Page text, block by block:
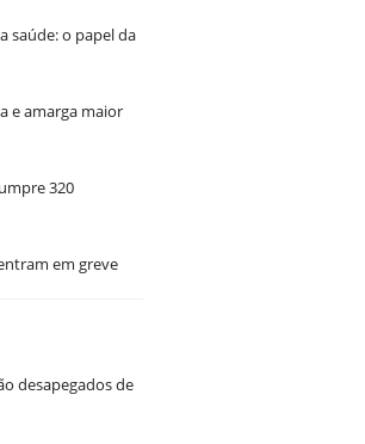
saúde: o papel da
e amarga maior
320
em greve
desapegados de